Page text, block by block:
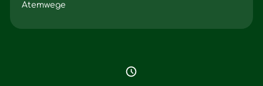
Atemwege